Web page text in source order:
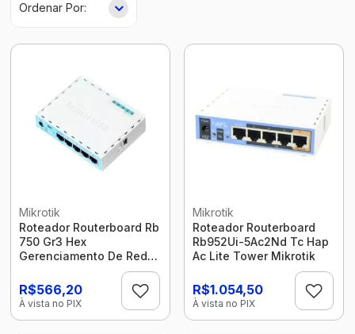
Mikrotik
Roteador Routerboard Rb
750 Gr3 Hex
Gerenciamento De Redes
R$566,20
À vista no PIX
Mikrotik
Roteador Routerboard
Rb952Ui-5Ac2Nd Tc Hap
Ac Lite Tower Mikrotik
R$1.054,50
À vista no PIX